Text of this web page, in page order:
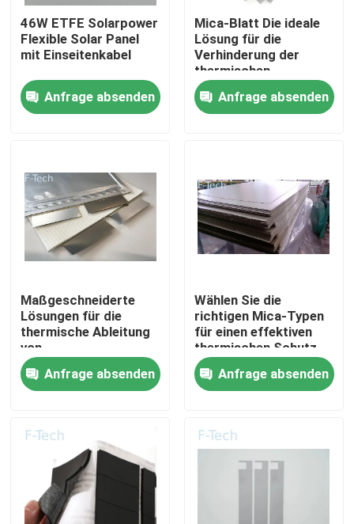
Zu Hause
Produkte
VR-Show
Über uns
Werksbesichtigung
Qualitätskontrolle
Neuigkeiten
Rechtssachen
46W ETFE Solarpower
Flexible Solar Panel
mit Einseitenkabel
Anfrage absenden
Mica-Blatt Die ideale
Lösung für die
Verhinderung der
thermischen
Ausrottung der EV-
BatterieAnfrage absenden
Maßgeschneiderte
Lösungen für die
thermische Ableitung
von
Elektrofahrzeugbatterien
mit Mica-Blättern
Anfrage absenden
Wählen Sie die
richtigen Mica-Typen
für einen effektiven
thermischen Schutz
der EV-Batterie
Anfrage absenden